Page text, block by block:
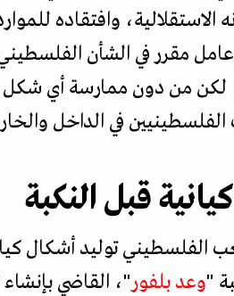
الاستقلالية، وافتقاده
مقرر في الشأن
من دون ممارسة أي شكل
في الداخل
قبل النكبة
توليد أشكال
"وعد بلفور"، القاضي